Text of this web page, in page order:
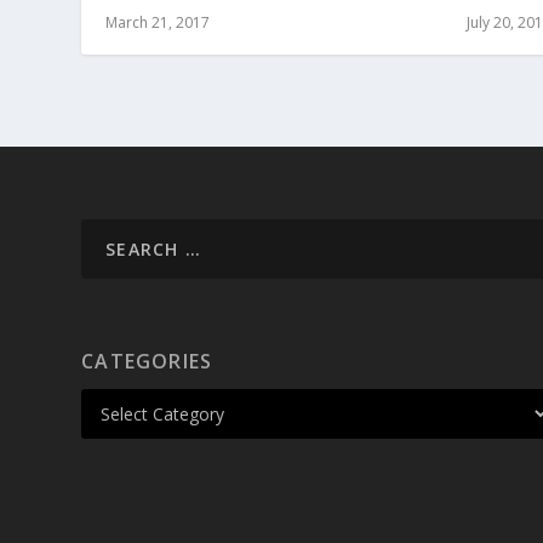
March 21, 2017 July 20,
CATEGORIES